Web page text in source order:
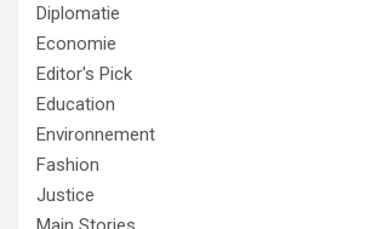
Diplomatie
Economie
Editor's Pick
Education
Environnement
Fashion
Justice